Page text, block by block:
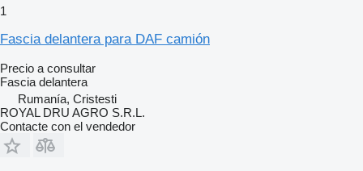
1
Fascia delantera para DAF camión
Precio a consultar
Fascia delantera
Rumanía, Cristesti
ROYAL DRU AGRO S.R.L.
Contacte con el vendedor